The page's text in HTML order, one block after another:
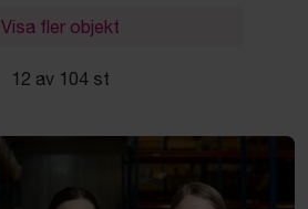
Visa fler objekt
12 av 104 st